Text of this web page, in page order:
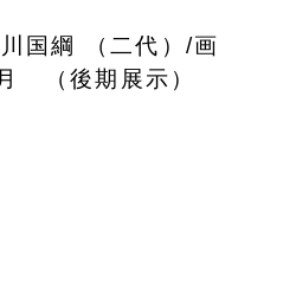
国綱 （二代）/画
（後期展示）